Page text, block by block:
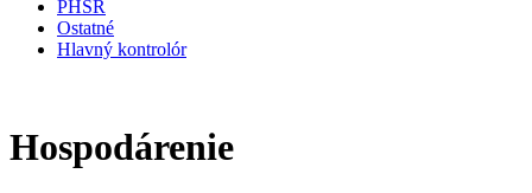
PHSR
Ostatné
Hlavný kontrolór
Hospodárenie